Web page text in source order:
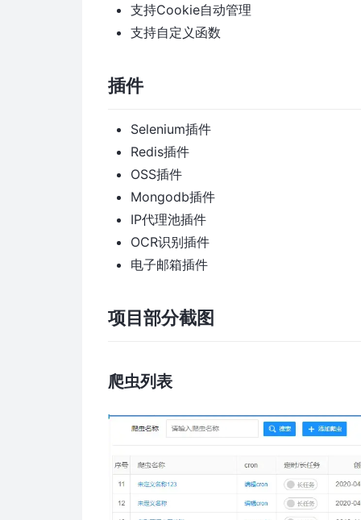
支持Cookie自动管理
支持自定义函数
插件
Selenium插件
Redis插件
OSS插件
Mongodb插件
IP代理池插件
OCR识别插件
电子邮箱插件
项目部分截图
爬虫列表